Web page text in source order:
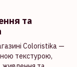
та
Coloristika —
текстурою,